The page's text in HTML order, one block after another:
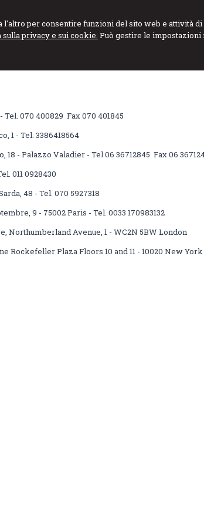
per consentire funzioni del sito web e attività
privacy e sui cookie. Può gestire le impostazioni
Revisore Legale
Tel. 070 400829 Fax 070 401845
1 - Tel. 3386418564
18 - Palazzo Valadier - Tel 06 36712845 Fax 06
011 0928430
48 - Tel. 070 5927318
9 - 75002 Paris - Tel. 0033 170983132
Northumberland Avenue, 1 - WC2N 5BW London
Rockefeller Plaza Floors 10 and 11 - 10020 New York